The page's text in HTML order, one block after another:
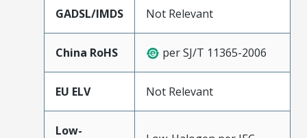
GADSL/IMDS Not Relevant
China RoHS per SJ/T 11365-2006
EU ELV Not Relevant
Low-